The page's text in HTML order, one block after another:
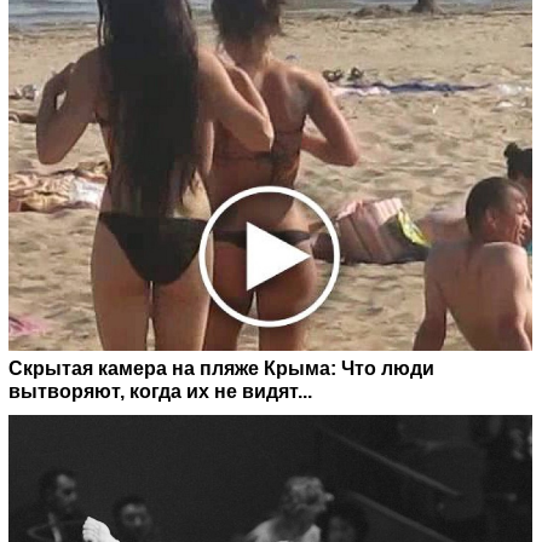
Скрытая камера на пляже Крыма: Что люди
вытворяют, когда их не видят...